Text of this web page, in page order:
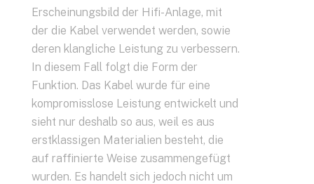
Erscheinungsbild der Hifi-Anlage, mit
der die Kabel verwendet werden, sowie
deren klangliche Leistung zu verbessern.
In diesem Fall folgt die Form der
Funktion. Das Kabel wurde für eine
kompromisslose Leistung entwickelt und
sieht nur deshalb so aus, weil es aus
erstklassigen Materialien besteht, die
auf raffinierte Weise zusammengefügt
wurden. Es handelt sich jedoch nicht um